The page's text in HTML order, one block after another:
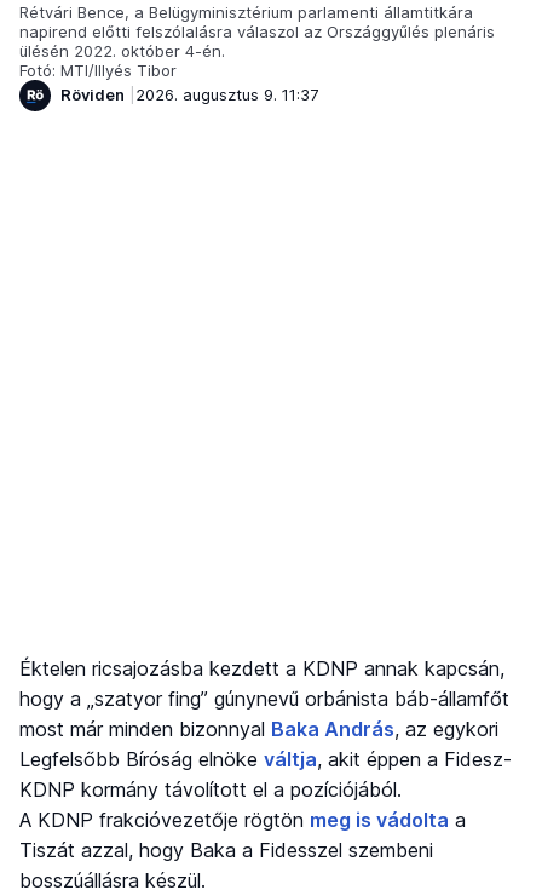
Rétvári Bence, a Belügyminisztérium parlamenti államtitkára
napirend előtti felszólalásra válaszol az Országgyűlés plenáris
ülésén 2022. október 4-én.
Fotó: MTI/Illyés Tibor
Röviden
2026. augusztus 9. 11:37
Éktelen ricsajozásba kezdett a KDNP annak kapcsán,
hogy a „szatyor fing” gúnynevű orbánista báb-államfőt
most már minden bizonnyal Baka András, az egykori
Legfelsőbb Bíróság elnöke váltja, akit éppen a Fidesz-
KDNP kormány távolított el a pozíciójából.
A KDNP frakcióvezetője rögtön meg is vádolta a
Tiszát azzal, hogy Baka a Fidesszel szembeni
bosszúállásra készül.